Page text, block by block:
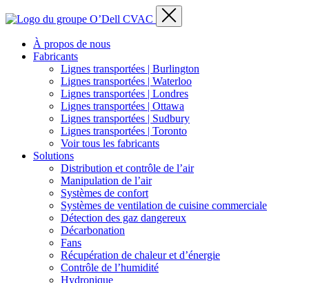
À propos de nous
Fabricants
Lignes transportées | Burlington
Lignes transportées | Waterloo
Lignes transportées | Londres
Lignes transportées | Ottawa
Lignes transportées | Sudbury
Lignes transportées | Toronto
Voir tous les fabricants
Solutions
Distribution et contrôle de l’air
Manipulation de l’air
Systèmes de confort
Systèmes de ventilation de cuisine commerciale
Détection des gaz dangereux
Décarbonation
Fans
Récupération de chaleur et d’énergie
Contrôle de l’humidité
Hydronique